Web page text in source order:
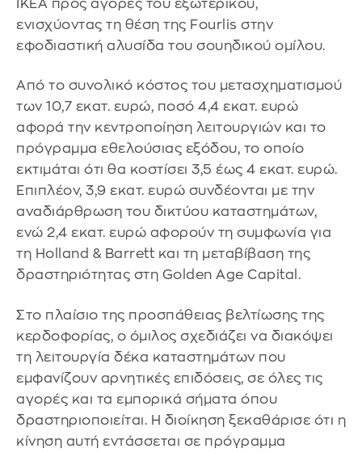
IKEA προς αγορές του εξωτερικού,
ενισχύοντας τη θέση της Fourlis στην
εφοδιαστική αλυσίδα του σουηδικού ομίλου.
Από το συνολικό κόστος του μετασχηματισμού
των 10,7 εκατ. ευρώ, ποσό 4,4 εκατ. ευρώ
αφορά την κεντροποίηση λειτουργιών και το
πρόγραμμα εθελούσιας εξόδου, το οποίο
εκτιμάται ότι θα κοστίσει 3,5 έως 4 εκατ. ευρώ.
Επιπλέον, 3,9 εκατ. ευρώ συνδέονται με την
αναδιάρθρωση του δικτύου καταστημάτων,
ενώ 2,4 εκατ. ευρώ αφορούν τη συμφωνία για
τη Holland & Barrett και τη μεταβίβαση της
δραστηριότητας στη Golden Age Capital.
Στο πλαίσιο της προσπάθειας βελτίωσης της
κερδοφορίας, ο όμιλος σχεδιάζει να διακόψει
τη λειτουργία δέκα καταστημάτων που
εμφανίζουν αρνητικές επιδόσεις, σε όλες τις
αγορές και τα εμπορικά σήματα όπου
δραστηριοποιείται. Η διοίκηση ξεκαθάρισε ότι η
κίνηση αυτή εντάσσεται σε πρόγραμμα